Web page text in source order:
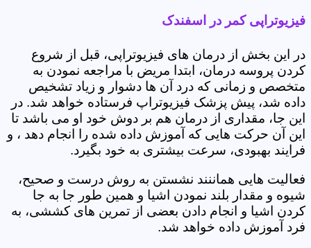
فیزیوتراپی کمر در اسفندک
در این بخش از درمان های فیزیوتراپی، قبل از شروع
کردن پروسه درمان، ابتدا مریض با مراجعه نمودن به
متخصص و زمانی که درد آن ها دشوار و زیاد تشخیص
داده شد، پیش پزشک فیزیوتراپ فرستاده خواهد شد. در
این جا، مقداری از درمان هم بر دوش خود او می باشد تا
این آن حرکت هایی که آموزش داده شده را انجام دهد ، و
فرایند بهبودی، سرعت بیشتری به خود بگیرد.
فعالیت هایی هماننند نشستن به روش درست و صحیح،
شیوه و مقدار بلند نمودن اشیا و همین طور جا به جا
کردن اشیا و انجام دادن بعضی از تمرین های کششی، به
فرد آموزش داده خواهد شد.